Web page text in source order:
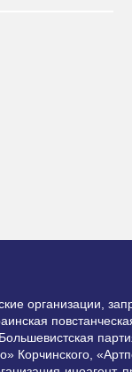
организации,
Корчинского,